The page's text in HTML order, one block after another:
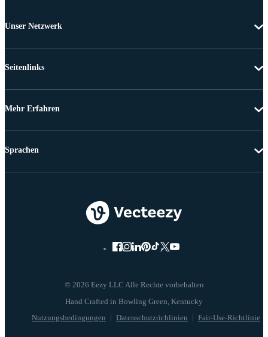
Unser Netzwerk
Seitenlinks
Mehr Erfahren
© 2026 Eezy LLC Alle Rechte vorbehalten
Nutzungsbedingungen Datenschutzrichlinien Fair-Use-Richtlinie
Sprachen